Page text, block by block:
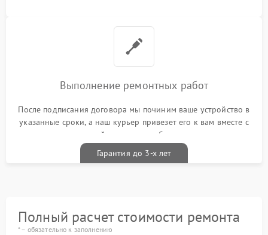
Выполнение ремонтных работ
После подписания договора мы починим ваше устройство в
указанные сроки, а наш курьер привезет его к вам вместе с
гарантийным талоном бесплатно
Гарантия до 3-х лет
Полный расчет стоимости ремонта
* – обязательно к заполнению